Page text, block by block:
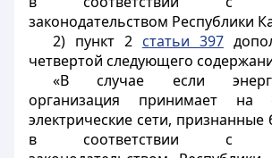
законодательством Республики
2) пункт 2 статьи 397
четвертой следующего
«В случае если
организация принимает на
электрические сети,
в соответствии с